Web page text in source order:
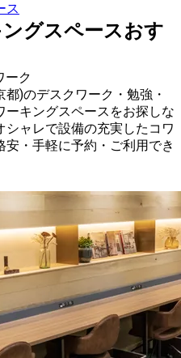
ス
グスペースおす
ーク
)のデスクワーク・勉強・
ーキングスペースをお探しな
ャレで設備の充実したコワ
・手軽に予約・ご利用でき